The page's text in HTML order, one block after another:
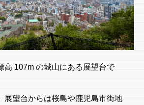
高 107m の城山にある展望台で
展望台からは桜島や鹿児島市街地